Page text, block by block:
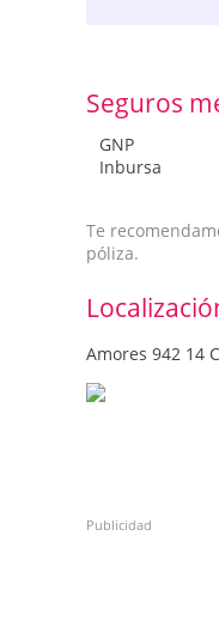
Seguros
GNP
Inbursa
Te
póliza.
Amores 942 14
Publicidad